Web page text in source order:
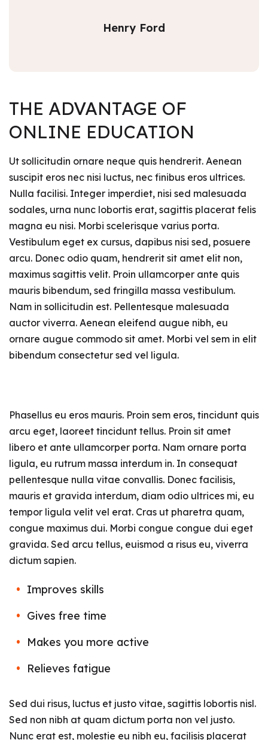
Henry Ford
THE ADVANTAGE OF
ONLINE EDUCATION
Ut sollicitudin ornare neque quis hendrerit. Aenean
suscipit eros nec nisi luctus, nec finibus eros ultrices.
Nulla facilisi. Integer imperdiet, nisi sed malesuada
sodales, urna nunc lobortis erat, sagittis placerat felis
magna eu nisi. Morbi scelerisque varius porta.
Vestibulum eget ex cursus, dapibus nisi sed, posuere
arcu. Donec odio quam, hendrerit sit amet elit non,
maximus sagittis velit. Proin ullamcorper ante quis
mauris bibendum, sed fringilla massa vestibulum.
Nam in sollicitudin est. Pellentesque malesuada
auctor viverra. Aenean eleifend augue nibh, eu
ornare augue commodo sit amet. Morbi vel sem in elit
bibendum consectetur sed vel ligula.
Phasellus eu eros mauris. Proin sem eros, tincidunt quis
arcu eget, laoreet tincidunt tellus. Proin sit amet
libero et ante ullamcorper porta. Nam ornare porta
ligula, eu rutrum massa interdum in. In consequat
pellentesque nulla vitae convallis. Donec facilisis,
mauris et gravida interdum, diam odio ultrices mi, eu
tempor ligula velit vel erat. Cras ut pharetra quam,
congue maximus dui. Morbi congue congue dui eget
gravida. Sed arcu tellus, euismod a risus eu, viverra
dictum sapien.
Improves skills
Gives free time
Makes you more active
Relieves fatigue
Sed dui risus, luctus et justo vitae, sagittis lobortis nisl.
Sed non nibh at quam dictum porta non vel justo.
Nunc erat est, molestie eu nibh eu, facilisis placerat